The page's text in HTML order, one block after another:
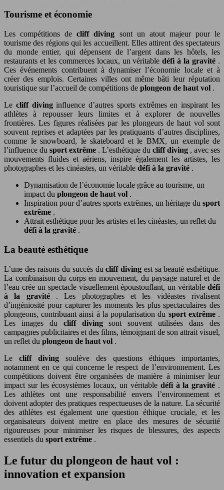
Tourisme et économie
Les compétitions decliff diving sont un atout majeur pour le
tourisme des régions qui les accueillent. Elles attirent des spectateurs
du monde entier, qui dépensent de l’argent dans les hôtels, les
restaurants et les commerces locaux, un véritabledéfi à la gravité .
Ces événements contribuent à dynamiser l’économie locale et à
créer des emplois. Certaines villes ont même bâti leur réputation
touristique sur l’accueil de compétitions de plongeon de haut vol .
Le cliff divinginfluence d’autres sports extrêmes en inspirant les
athlètes à repousser leurs limites et à explorer de nouvelles
frontières. Les figures réalisées par les plongeurs de haut vol sont
souvent reprises et adaptées par les pratiquants d’autres disciplines,
comme le snowboard, le skateboard et le BMX, un exemple de
l’influence du sport extrême . L’esthétique du cliff diving , avec ses
mouvements fluides et aériens, inspire également les artistes, les
photographes et les cinéastes, un véritable défi à la gravité .
Dynamisation de l’économie locale grâce au tourisme, un
impact du plongeon de haut vol .
Inspiration pour d’autres sports extrêmes, un héritage du sport
extrême .
Attrait esthétique pour les artistes et les cinéastes, un reflet du
défi à la gravité .
La beauté esthétique
L’une des raisons du succès ducliff diving est sa beauté esthétique.
La combinaison du corps en mouvement, du paysage naturel et de
l’eau crée un spectacle visuellement époustouflant, un véritable défi
à la gravité . Les photographes et les vidéastes rivalisent
d’ingéniosité pour capturer les moments les plus spectaculaires des
plongeons, contribuant ainsi à la popularisation du sport extrême .
Les images du cliff divingsont souvent utilisées dans des
campagnes publicitaires et des films, témoignant de son attrait visuel,
un reflet du plongeon de haut vol .
Le cliff diving soulève des questions éthiques importantes,
notamment en ce qui concerne le respect de l’environnement. Les
compétitions doivent être organisées de manière à minimiser leur
impact sur les écosystèmes locaux, un véritable défi à la gravité .
Les athlètes ont une responsabilité envers l’environnement et
doivent adopter des pratiques respectueuses de la nature. La sécurité
des athlètes est également une question éthique cruciale, et les
organisateurs doivent mettre en place des mesures de sécurité
rigoureuses pour minimiser les risques de blessures, des aspects
essentiels du sport extrême .
Le futur du plongeon de haut vol :
innovation et expansion